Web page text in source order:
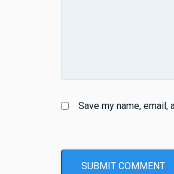
Save my name,